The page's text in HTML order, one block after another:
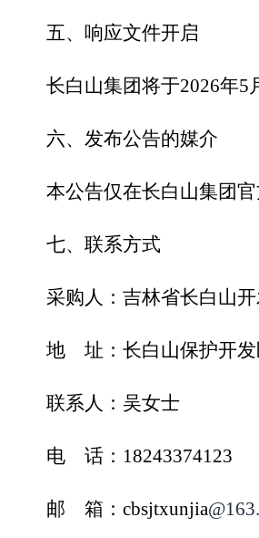
五、响应文件开启
长白山集团将于2026年5
六、 发布公告的媒介
本公告仅在长白山集团
七、 联系方式
采购人： 吉林省长白山
地 址： 长白山保护开
联系人： 吴女士
电 话： 18243374123
邮 箱： cbsjtxunjia